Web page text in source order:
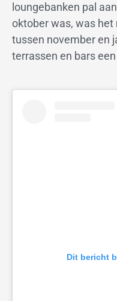
loungebanken pal
oktober was, was het
tussen november en
terrassen en bars
Dit bericht